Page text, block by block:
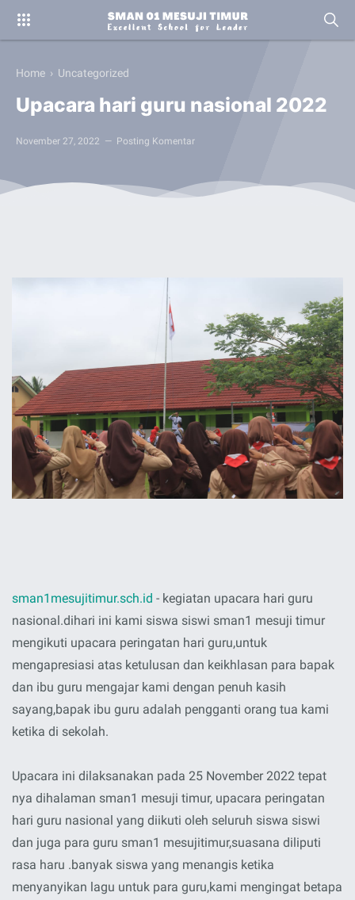
Home › Uncategorized
Upacara hari guru nasional 2022
November 27, 2022 Posting Komentar
sman1mesujitimur.sch.id - kegiatan upacara hari guru
nasional.dihari ini kami siswa siswi sman1 mesuji timur
mengikuti upacara peringatan hari guru,untuk
mengapresiasi atas ketulusan dan keikhlasan para bapak
dan ibu guru mengajar kami dengan penuh kasih
sayang,bapak ibu guru adalah pengganti orang tua kami
ketika di sekolah.
Upacara ini dilaksanakan pada 25 November 2022 tepat
nya dihalaman sman1 mesuji timur, upacara peringatan
hari guru nasional yang diikuti oleh seluruh siswa siswi
dan juga para guru sman1 mesujitimur,suasana diliputi
rasa haru .banyak siswa yang menangis ketika
menyanyikan lagu untuk para guru,kami mengingat betapa